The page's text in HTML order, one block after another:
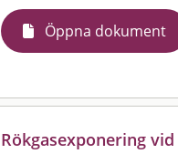
Öppna dokument
Rökgasexponering